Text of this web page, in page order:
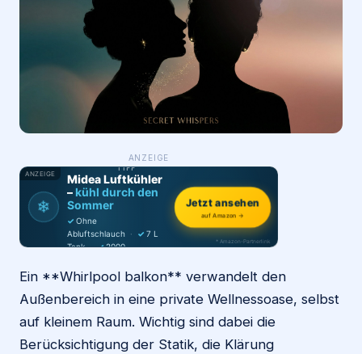
Login
Firma eintragen
ANZEIGE
ANZEIGE
❄
PRODUKT-
TIPP
Midea Luftkühler
–kühl durch den
Sommer
✓ Ohne
Abluftschlauch · ✓ 7 L
Tank · ✓2000
Jetzt ansehen
auf Amazon →
* Amazon-Partnerlink
Ein **Whirlpool balkon** verwandelt den
Außenbereich in eine private Wellnessoase, selbst
auf kleinem Raum. Wichtig sind dabei die
Berücksichtigung der Statik, die Klärung